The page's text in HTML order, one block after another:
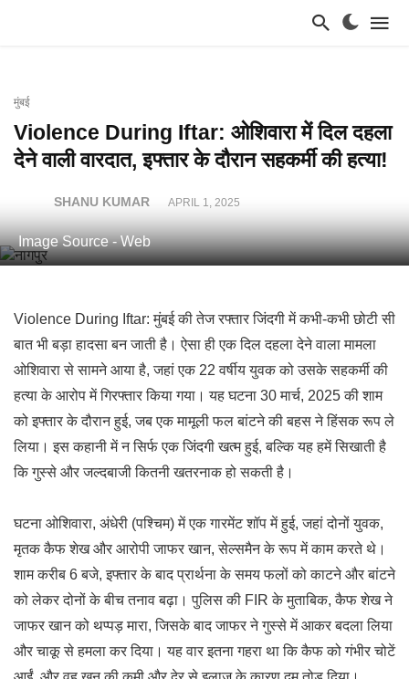
मुंबई
Violence During Iftar: ओशिवारा में दिल दहला
देने वाली वारदात, इफ्तार के दौरान सहकर्मी की हत्या!
SHANU KUMAR APRIL 1, 2025
Image Source - Web
Violence During Iftar: मुंबई की तेज रफ्तार जिंदगी में कभी-कभी छोटी सी
बात भी बड़ा हादसा बन जाती है। ऐसा ही एक दिल दहला देने वाला मामला
ओशिवारा से सामने आया है, जहां एक 22 वर्षीय युवक को उसके सहकर्मी की
हत्या के आरोप में गिरफ्तार किया गया। यह घटना 30 मार्च, 2025 की शाम
को इफ्तार के दौरान हुई, जब एक मामूली फल बांटने की बहस ने हिंसक रूप ले
लिया। इस कहानी में न सिर्फ एक जिंदगी खत्म हुई, बल्कि यह हमें सिखाती है
कि गुस्से और जल्दबाजी कितनी खतरनाक हो सकती है।
घटना ओशिवारा, अंधेरी (पश्चिम) में एक गारमेंट शॉप में हुई, जहां दोनों युवक,
मृतक कैफ शेख और आरोपी जाफर खान, सेल्समैन के रूप में काम करते थे।
शाम करीब 6 बजे, इफ्तार के बाद प्रार्थना के समय फलों को काटने और बांटने
को लेकर दोनों के बीच तनाव बढ़ा। पुलिस की FIR के मुताबिक, कैफ शेख ने
जाफर खान को थप्पड़ मारा, जिसके बाद जाफर ने गुस्से में आकर बदला लिया
और चाकू से हमला कर दिया। यह वार इतना गहरा था कि कैफ को गंभीर चोटें